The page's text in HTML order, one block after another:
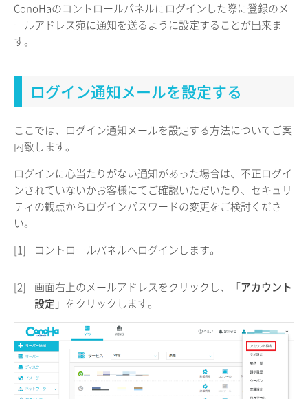
ConoHaのコントロールパネルにログインした際に登録のメ
ールアドレス宛に通知を送るように設定することが出来ま
す。
ログイン通知メールを設定する
ここでは、ログイン通知メールを設定する方法についてご案
内致します。
ログインに心当たりがない通知があった場合は、不正ログイ
ンされていないかお客様にてご確認いただいたり、セキュリ
ティの観点からログインパスワードの変更をご検討くださ
い。
[1]
コントロールパネルへログインします。
[2] 画面右上のメールアドレスをクリックし、「アカウント
設定 」をクリックします。